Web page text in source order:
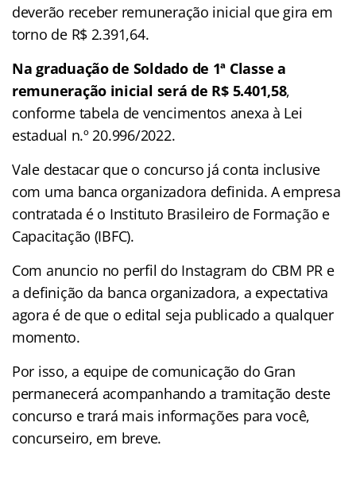
deverão receber remuneração inicial que gira em
torno de R$ 2.391,64.
Na graduação de Soldado de 1ª Classe a
remuneração inicial será de R$ 5.401,58,
conforme tabela de vencimentos anexa à Lei
estadual n.º 20.996/2022.
Vale destacar que o concurso já conta inclusive
com uma banca organizadora definida. A empresa
contratada é o Instituto Brasileiro de Formação e
Capacitação (IBFC).
Com anuncio no perfil do Instagram do CBM PR e
a definição da banca organizadora, a expectativa
agora é de que o edital seja publicado a qualquer
momento.
Por isso, a equipe de comunicação do Gran
permanecerá acompanhando a tramitação deste
concurso e trará mais informações para você,
concurseiro, em breve.